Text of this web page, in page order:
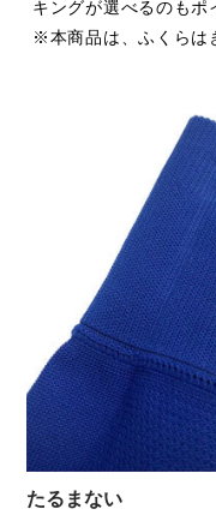
キングが選べるのもポ
※本商品は、ふくらは
たるまない